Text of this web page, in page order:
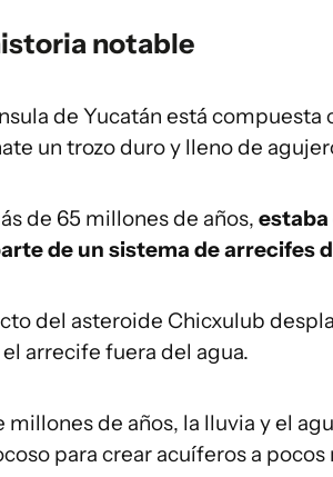
notable
de Yucatán está
un trozo duro y lleno de
de 65 millones de años,
de un sistema de arrecifes
del asteroide Chicxulub
arrecife fuera del agua.
millones de años, la lluvia y el
para crear acuíferos a